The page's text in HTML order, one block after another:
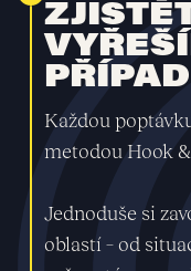
PŘÍPAD
Každou
metodou Hook
Jednoduše si
oblastí – od